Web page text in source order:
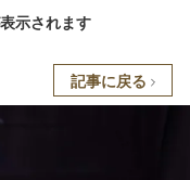
示されます
記事に戻る